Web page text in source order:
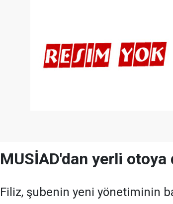
MUSİAD'dan yerli otoya
Filiz, şubenin yeni yönetiminin